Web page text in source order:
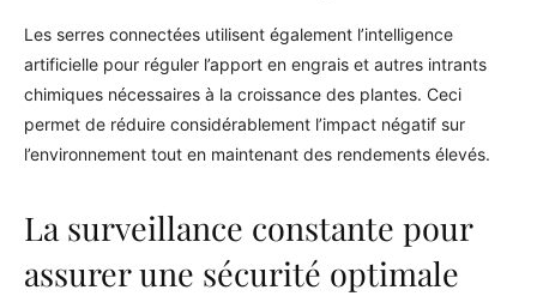
Les serres connectées utilisent également l’intelligence
artificielle pour réguler l’apport en engrais et autres intrants
chimiques nécessaires à la croissance des plantes. Ceci
permet de réduire considérablement l’impact négatif sur
l’environnement tout en maintenant des rendements élevés.
La surveillance constante pour
assurer une sécurité optimale